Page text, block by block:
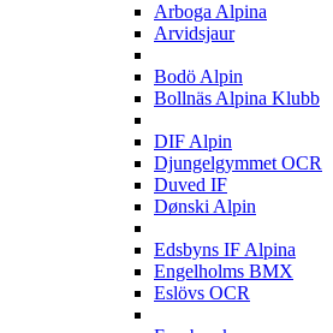
Arboga Alpina
Arvidsjaur
Bodö Alpin
Bollnäs Alpina Klubb
DIF Alpin
Djungelgymmet OCR
Duved IF
Dønski Alpin
Edsbyns IF Alpina
Engelholms BMX
Eslövs OCR